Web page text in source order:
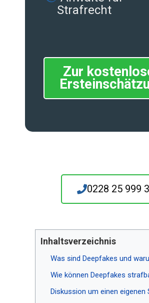
Strafrecht
Zur
0228 25 999
Inhaltsverzeichnis
Was sind Deepfakes und
Wie können Deepfakes
Diskussion um einen